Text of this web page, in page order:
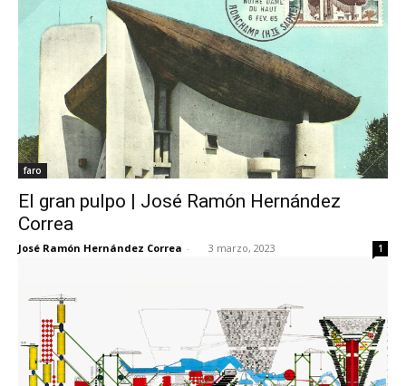
faro
El gran pulpo | José Ramón Hernández
Correa
José Ramón Hernández Correa - 3 marzo, 2023 1